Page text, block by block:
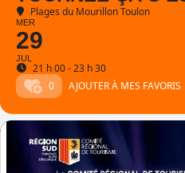
Plages du Mourillon Toulon
MER
29
JUL
21 h 00 - 23 h 30
0
AJOUTER À MES FAVORIS